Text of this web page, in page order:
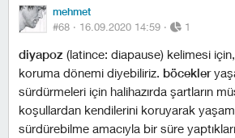
mehmet
#68 · 16.09.2020 14:59 · 1
diyapoz (latince: diapause) kelimesi için,
koruma dönemi diyebiliriz. böcekler
sürdürmeleri için halihazırda şartların
koşullardan kendilerini koruyarak
sürdürebilme amacıyla bir süre